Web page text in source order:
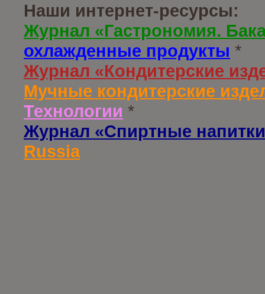
Наши интернет-ресурсы:
Журнал «Гастрономия.
охлажденные продукты *
Журнал «Кондитерские
Мучные кондитерские
Технологии *
Журнал «Спиртные
Russia